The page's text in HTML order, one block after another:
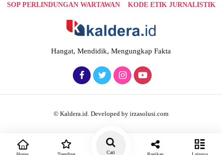
SOP PERLINDUNGAN WARTAWAN
KODE ETIK JURNALISTIK
Hangat, Mendidik, Mengungkap Fakta
© Kaldera.id. Developed by irzasolusi.com
Cari